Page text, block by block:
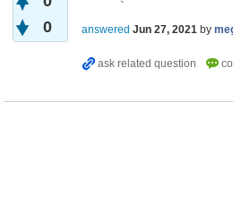
0
answered Jun 27, 2021 by